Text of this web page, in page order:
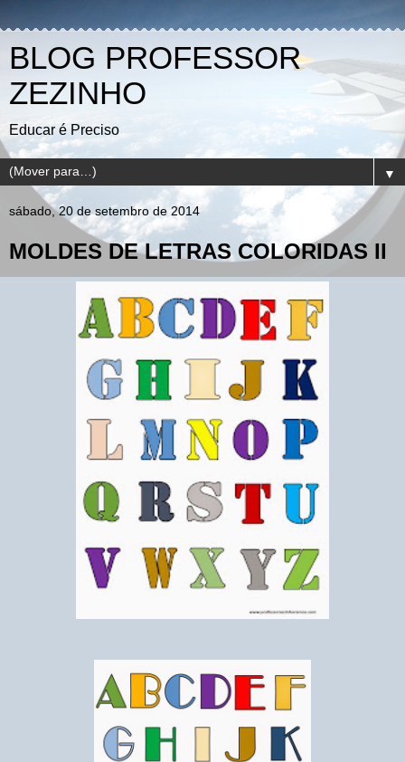
BLOG PROFESSOR
ZEZINHO
Educar é Preciso
▼
sábado, 20 de setembro de 2014
MOLDES DE LETRAS COLORIDAS II